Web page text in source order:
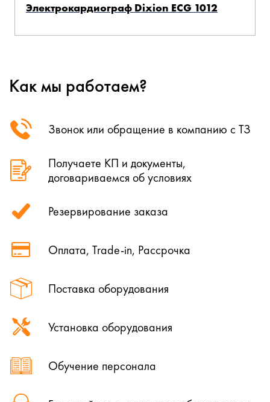
Электрокардиограф Dixion ECG 1012
Как мы работаем?
Звонок или обращение в компанию с ТЗ
Поставка оборудования
Получаете КП и документы,
договариваемся об условиях
Установка оборудования
Резервирование заказа
Обучение персонала
Оплата, Trade-in, Рассрочка